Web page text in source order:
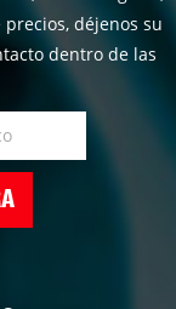
déjenos su
dentro de las